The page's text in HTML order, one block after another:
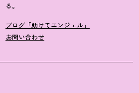
る。
ブログ「助けてエンジェル」
お問い合わせ